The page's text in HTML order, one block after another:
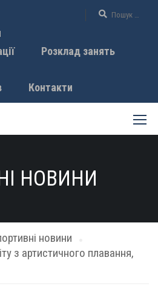
Розклад занять
Контакти
НОВИНИ
новини
з артистичного плавання,